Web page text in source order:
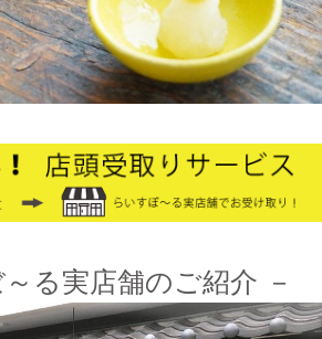
リニューアルしました！お客様により快
いただけるよう、表示速度などを改善し
用をお待ちしております。
ャンネル お買い物モニターアンバサダー
すぼ～るインスタグラムをチェッ
る実店舗のご紹介 －